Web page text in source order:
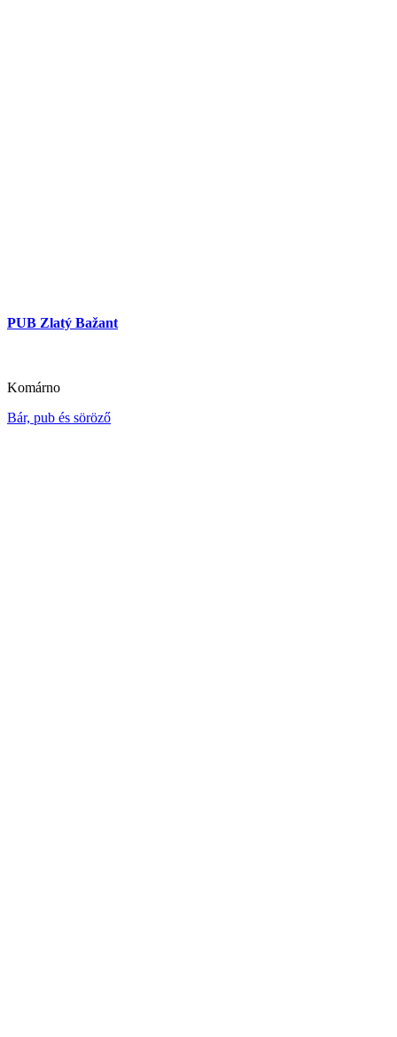
PUB Zlatý Bažant
Komárno
Bár, pub és söröző